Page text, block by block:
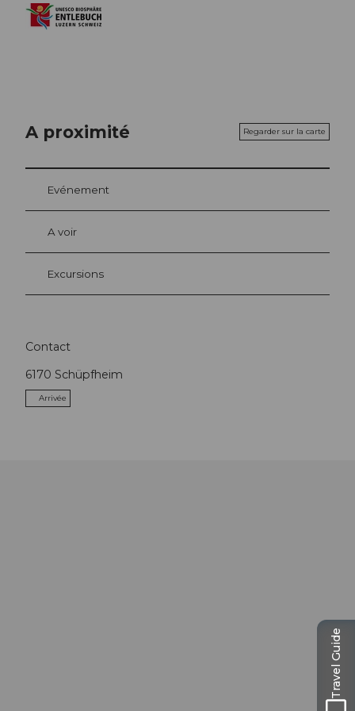
A proximité Regarder sur la carte
Evénement
A voir
Excursions
Contact
6170 Schüpfheim
Arrivée
Travel Guide